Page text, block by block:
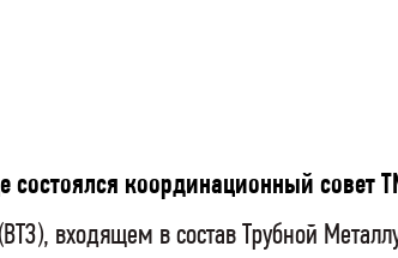
состоялся координационный совет
входящем в состав Трубной